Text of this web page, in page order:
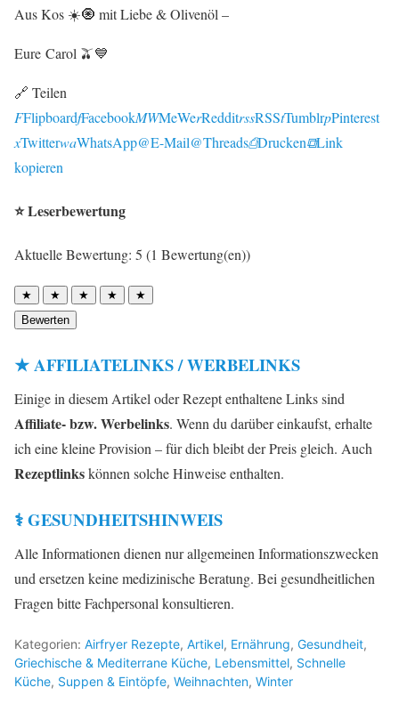
Aus Kos ☀️🧿 mit Liebe & Olivenöl –
Eure Carol 🫒💙
🔗 Teilen
FFlipboardfFacebookMWMeWerRedditrssRSStTumblrpPinterest
xTwitterwaWhatsApp@E-Mail@Threads⎙Drucken⧉Link
kopieren
⭐ Leserbewertung
Aktuelle Bewertung: 5 (1 Bewertung(en))
★ ★ ★ ★
★
Bewerten
★ AFFILIATELINKS / WERBELINKS
Einige in diesem Artikel oder Rezept enthaltene Links sind
Affiliate- bzw. Werbelinks. Wenn du darüber einkaufst, erhalte
ich eine kleine Provision – für dich bleibt der Preis gleich. Auch
Rezeptlinkskönnen solche Hinweise enthalten.
⚕️ GESUNDHEITSHINWEIS
Alle Informationen dienen nur allgemeinen Informationszwecken
und ersetzen keine medizinische Beratung. Bei gesundheitlichen
Fragen bitte Fachpersonal konsultieren.
Kategorien: Airfryer Rezepte, Artikel, Ernährung, Gesundheit,
Griechische & Mediterrane Küche, Lebensmittel, Schnelle
Küche, Suppen & Eintöpfe, Weihnachten, Winter